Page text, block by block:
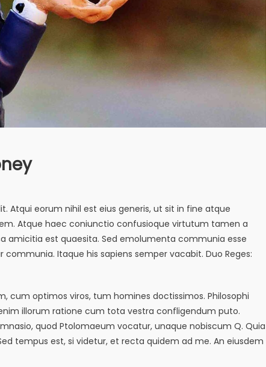
Atqui eorum nihil est eius generis, ut sit in fine atque
Atque haec coniunctio confusioque virtutum tamen a
amicitia est quaesita. Sed emolumenta communia esse
Itaque his sapiens semper vacabit. Duo Reges:
cum optimos viros, tum homines doctissimos. Philosophi
illorum ratione cum tota vestra confligendum puto.
quod Ptolomaeum vocatur, unaque nobiscum Q. Quia
tempus est, si videtur, et recta quidem ad me. An eiusdem